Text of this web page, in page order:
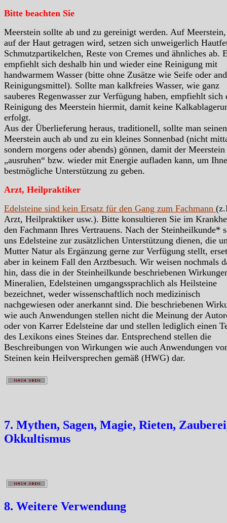
Bitte beachten Sie
Meerstein sollte ab und zu gereinigt werden. Auf
auf der Haut getragen wird, setzen sich unweigerlich
Schmutzpartikelchen, Reste von Cremes und ähnliches ab.
empfiehlt sich deshalb hin und wieder eine Reinigung mit
handwarmem Wasser (bitte ohne Zusätze wie Seife oder
Reinigungsmittel). Sollte man kalkfreies Wasser, wie ganz
sauberes Regenwasser zur Verfügung haben, empfiehlt sich
Reinigung des Meerstein hiermit, damit keine
erfolgt.
Aus der Überlieferung heraus, traditionell, sollte man seinen
Meerstein auch ab und zu ein kleines Sonnenbad (nicht
sondern morgens oder abends) gönnen, damit der
„ausruhen“ bzw. wieder mit Energie aufladen kann, um
bestmögliche Unterstützung zu geben.
Arzt, Heilpraktiker
Edelsteine sind kein Ersatz für den Gang zum Fachmann
Arzt, Heilpraktiker usw.). Bitte konsultieren Sie im
den Fachmann Ihres Vertrauens. Nach der Steinheilkunde*
uns Edelsteine zur zusätzlichen Unterstützung dienen, die
Mutter Natur als Ergänzung gerne zur Verfügung stellt,
aber in keinem Fall den Arztbesuch. Wir weisen nochmals
hin, dass die in der Steinheilkunde beschriebenen
Mineralien, Edelsteinen umgangssprachlich als Heilsteine
bezeichnet, weder wissenschaftlich noch medizinisch
nachgewiesen oder anerkannt sind. Die beschriebenen
wie auch Anwendungen stellen nicht die Meinung der
oder von Karrer Edelsteine dar und stellen lediglich einen
des Lexikons eines Steines dar. Entsprechend stellen die
Beschreibungen von Wirkungen wie auch Anwendungen
Steinen kein Heilversprechen gemäß (HWG) dar.
7. Mythen, Sagen, Magie, Rieten,
Okkultismus
8. Weitere Verwendung